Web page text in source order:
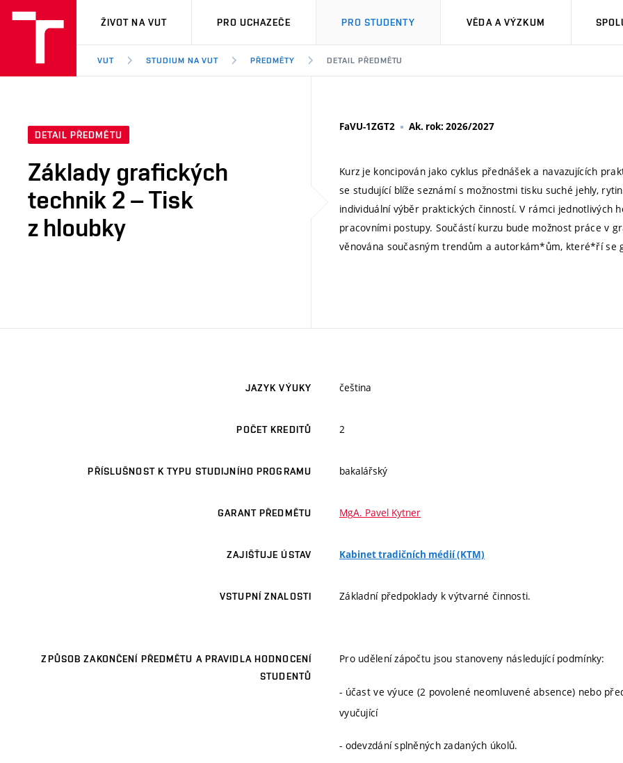
VUT
ŽIVOT NA VUT PRO UCHAZEČE PRO STUDENTY VĚDA A VÝZKUM
VUT STUDIUM NA VUT PŘEDMĚTY DETAIL PŘEDMĚTU
DETAIL PŘEDMĚTU
Základy grafických
technik 2 – Tisk
z hloubky
FaVU-1ZGT2 Ak. rok: 2026/2027
Kurz je koncipován jako cyklus přednášek a navazujících
se studující blíže seznámí s možnostmi tisku suché jehly,
individuální výběr praktických činností. V rámci jednotlivých
pracovními postupy. Součástí kurzu bude možnost práce v
věnována současným trendům a autorkám*ům, které*ří se
JAZYK VÝUKY čeština
POČET KREDITŮ 2
PŘÍSLUŠNOST K TYPU STUDIJNÍHO PROGRAMU bakalářský
GARANT PŘEDMĚTU MgA. Pavel Kytner
ZAJIŠŤUJE ÚSTAV Kabinet tradičních médií (KTM)
VSTUPNÍ ZNALOSTI Základní předpoklady k výtvarné činnosti.
ZPŮSOB ZAKONČENÍ PŘEDMĚTU A PRAVIDLA HODNOCENÍ
STUDENTŮ
Pro udělení zápočtu jsou stanoveny následující podmínky:
- účast ve výuce (2 povolené neomluvené absence) nebo
vyučující
- odevzdání splněných zadaných úkolů.